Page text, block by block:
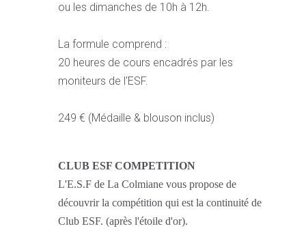
ou les dimanches de 10h à 12h.
La formule comprend :
20 heures de cours encadrés par les
moniteurs de l'ESF.
249 € (Médaille & blouson inclus)
CLUB ESF COMPETITION
L'E.S.F de La Colmiane vous propose de
découvrir la compétition qui est la continuité de
Club ESF. (après l'étoile d'or).